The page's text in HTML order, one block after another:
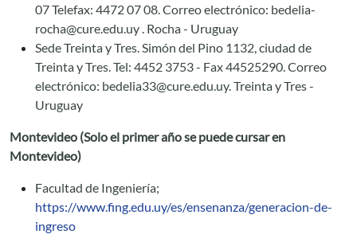
07 Telefax: 4472 07 08. Correo electrónico: bedelia-
rocha@cure.edu.uy. Rocha - Uruguay
Sede Treinta y Tres. Simón del Pino 1132, ciudad de
Treinta y Tres. Tel: 4452 3753 - Fax 44525290. Correo
electrónico: bedelia33@cure.edu.uy. Treinta y Tres -
Uruguay
Montevideo (Solo el primer año se puede cursar en
Montevideo)
Facultad de Ingeniería;
https://www.fing.edu.uy/es/ensenanza/generacion-de-
ingreso